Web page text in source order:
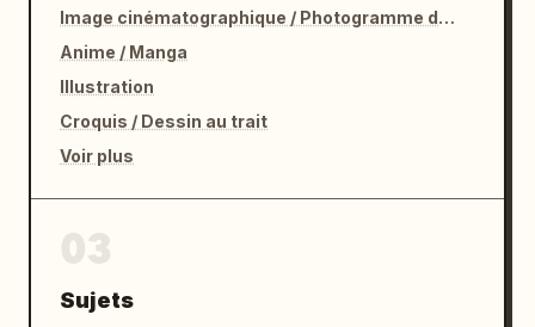
Image cinématographique / Photogramme de film
Anime / Manga
Illustration
Croquis / Dessin au trait
Voir plus
Sujets